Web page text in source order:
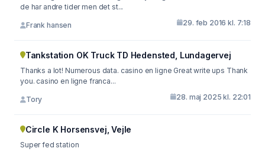
de har andre tider men det st...
Frank hansen 29. feb 2016 kl. 7:18
Tankstation OK Truck TD Hedensted, Lundagervej
Thanks a lot! Numerous data. casino en ligne Great write ups Thank
you. casino en ligne franca...
Tory 28. maj 2025 kl. 22:01
Circle K Horsensvej, Vejle
Super fed station